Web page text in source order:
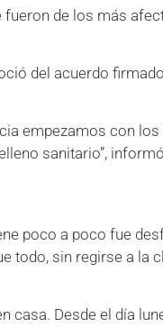
fueron de los más
del acuerdo
empezamos con
sanitario”,
poco a poco fue
todo, sin regirse a la
casa. Desde el día